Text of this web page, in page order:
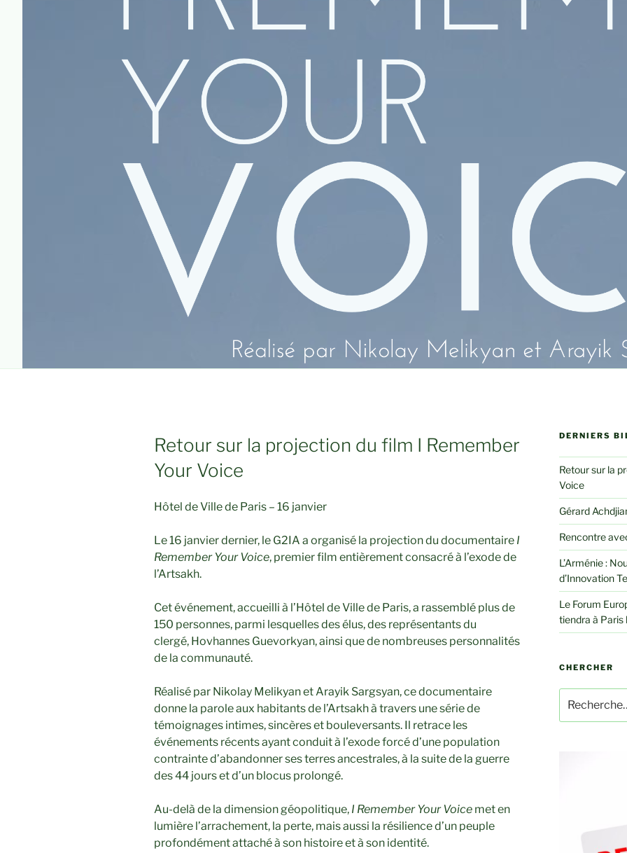
Retour sur la projection du film I Remember
Your Voice
Hôtel de Ville de Paris – 16 janvier
Le 16 janvier dernier, le G2IA a organisé la projection du documentaire I
Remember Your Voice, premier film entièrement consacré à l’exode de
l’Artsakh.
Cet événement, accueilli à l’Hôtel de Ville de Paris, a rassemblé plus de
150 personnes, parmi lesquelles des élus, des représentants du
clergé, Hovhannes Guevorkyan, ainsi que de nombreuses personnalités
de la communauté.
Réalisé par Nikolay Melikyan et Arayik Sargsyan, ce documentaire
donne la parole aux habitants de l’Artsakh à travers une série de
témoignages intimes, sincères et bouleversants. Il retrace les
événements récents ayant conduit à l’exode forcé d’une population
contrainte d’abandonner ses terres ancestrales, à la suite de la guerre
des 44 jours et d’un blocus prolongé.
Au-delà de la dimension géopolitique, I Remember Your Voice met en
lumière l’arrachement, la perte, mais aussi la résilience d’un peuple
profondément attaché à son histoire et à son identité.
DERNIERS
Retour sur la
Voice
Gérard
Rencontre
L’Arménie :
d’Innovation
Le Forum
tiendra à Paris
CHERCHER
pour
: